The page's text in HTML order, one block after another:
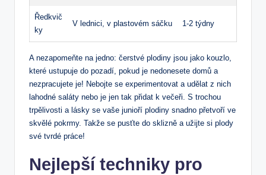
Ředkvič
ky
V lednici, v plastovém sáčku 1-2 týdny
A nezapomeňte na jedno: čerstvé plodiny jsou jako kouzlo,
které ustupuje do pozadí, pokud je nedonesete domů a
nezpracujete je! Nebojte se experimentovat a udělat z nich
lahodné saláty nebo je jen tak přidat k večeři. S trochou
trpělivosti a lásky se vaše junioří plodiny snadno přetvoří ve
skvělé pokrmy. Takže se pusťte do sklizně a užijte si plody
své tvrdé práce!
Nejlepší techniky pro